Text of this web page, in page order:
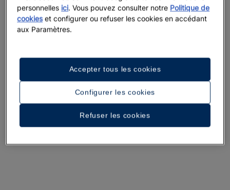
Une promenade dans l’hôtel
Voir 36 photos et vidéos
personnelles ici. Vous pouvez consulter notre Politique de
cookies et configurer ou refuser les cookies en accédant
aux Paramètres.
Configurer les cookies
Refuser les cookies
Accepter tous les cookies